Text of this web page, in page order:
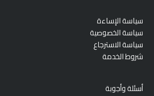
سياسة الإساءة
سياسة الخصوصية
سياسة الاسترجاع
شروط الخدمة
أسئلة وأجوبة